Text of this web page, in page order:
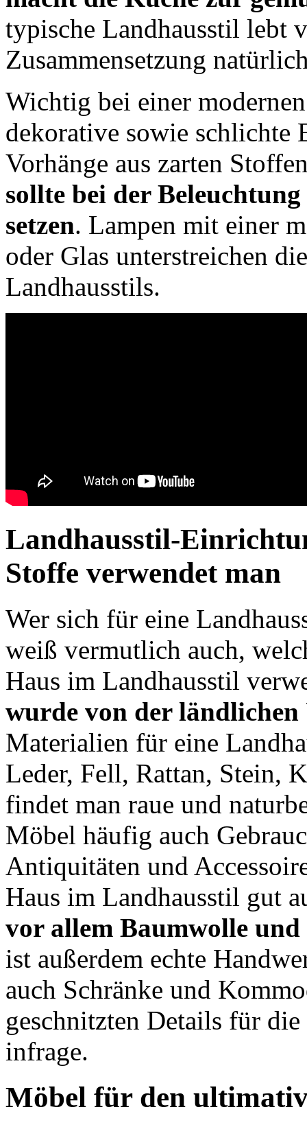
typische Landhausstil lebt
Zusammensetzung
Wichtig bei einer
dekorative sowie schlichte
Vorhänge aus zarten
sollte bei der
setzen. Lampen mit einer
oder Glas unterstreichen
Landhausstils.
Landhausstil-
Stoffe verwendet man
Wer sich für eine
weiß vermutlich auch,
Haus im Landhausstil
wurde von der ländlichen
Materialien für eine
Leder, Fell, Rattan, Stein,
findet man raue und
Möbel häufig auch
Antiquitäten und
Haus im Landhausstil gut
vor allem Baumwolle
ist außerdem echte
auch Schränke und
geschnitzten Details für
infrage.
Möbel für den